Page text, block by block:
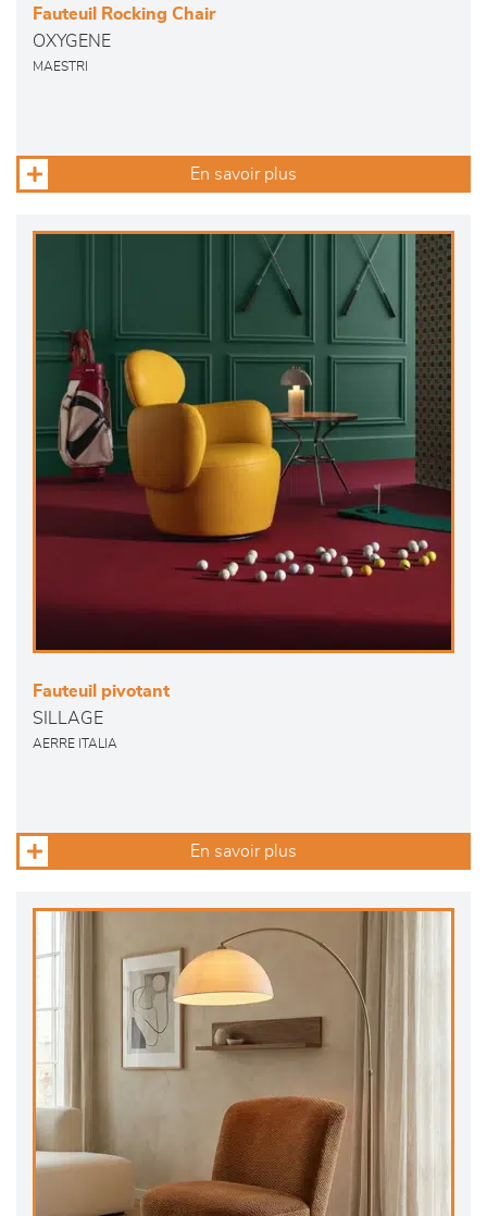
Fauteuil Rocking Chair
OXYGENE
MAESTRI
En savoir plus
Fauteuil pivotant
SILLAGE
AERRE ITALIA
En savoir plus